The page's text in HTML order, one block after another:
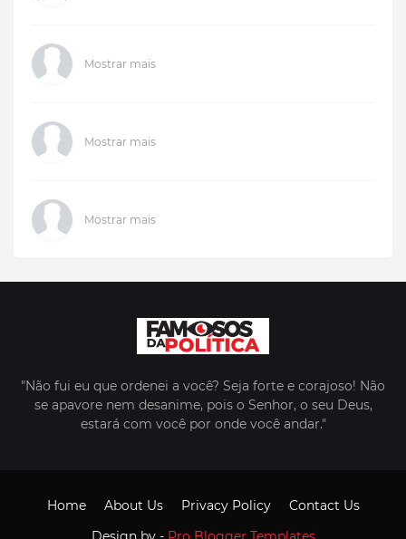
Mostrar mais
Mostrar mais
Mostrar mais
"Não fui eu que ordenei a você? Seja forte e corajoso! Não
se apavore nem desanime, pois o Senhor, o seu Deus,
estará com você por onde você andar."
Home About Us Privacy Policy Contact Us